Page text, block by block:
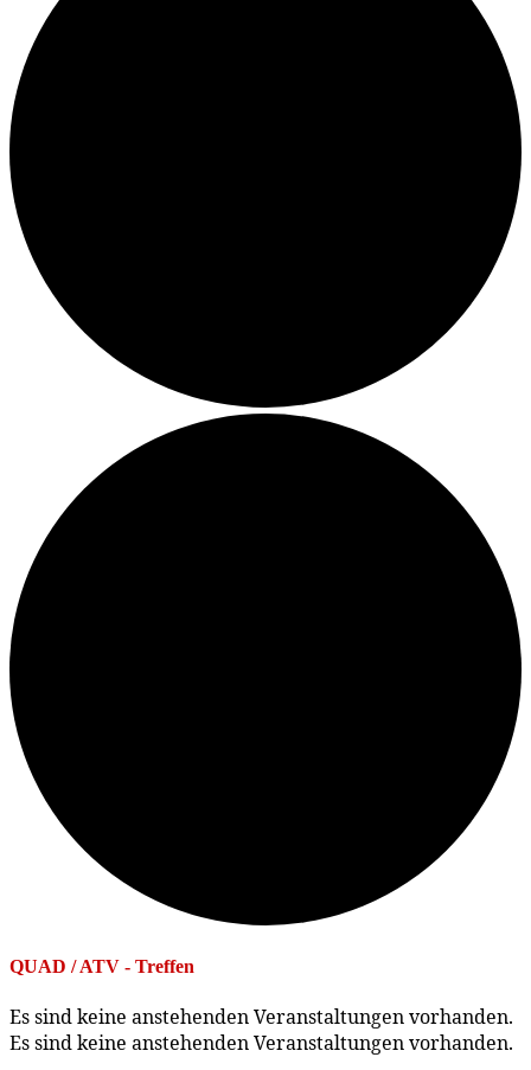
QUAD / ATV - Treffen
Es sind keine anstehenden Veranstaltungen vorhanden.
Es sind keine anstehenden Veranstaltungen vorhanden.